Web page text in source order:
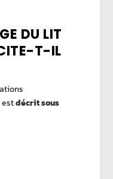
DU LIT
T-IL
estdécrit sous